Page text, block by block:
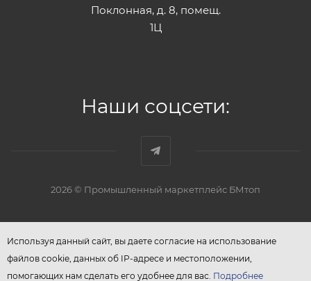
Поклонная, д. 8, помещ.
1Ц
Наши соцсети:
2026 © Промышленный маркетплейс БМтоп
Используя данный сайт, вы даете согласие на использование
файлов cookie, данных об IP-адресе и местоположении,
помогающих нам сделать его удобнее для вас. Подробнее